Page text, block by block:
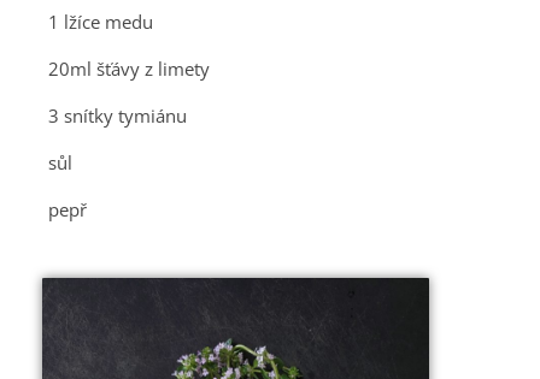
1 lžíce medu
20ml šťávy z limety
3 snítky tymiánu
sůl
pepř